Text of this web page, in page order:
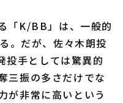
「K/BB」は、一般的
。だが、佐々木朗投
手としては驚異的
三振の多さだけでな
が非常に高いという